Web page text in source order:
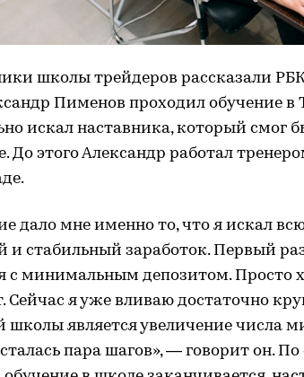
школы трейдеров рассказали
Пименов проходил обучение
искал наставника, который смог
До этого Александр работал
дало мне именно то, что я искал
и стабильный заработок. Первый
с минимальным депозитом. Просто
Сейчас я уже вливаю достаточно
школы является увеличение числа
пара шагов», — говорит он.